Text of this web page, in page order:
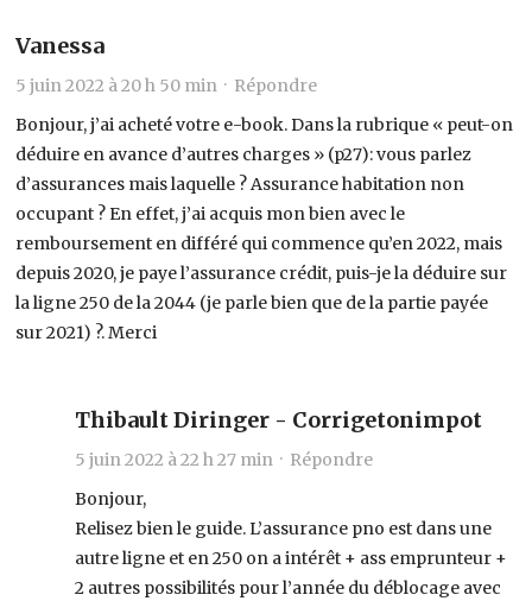
Vanessa
5 juin 2022 à 20 h 50 min · Répondre
Bonjour, j’ai acheté votre e-book. Dans la rubrique « peut-on
déduire en avance d’autres charges » (p27): vous parlez
d’assurances mais laquelle ? Assurance habitation non
occupant ? En effet, j’ai acquis mon bien avec le
remboursement en différé qui commence qu’en 2022, mais
depuis 2020, je paye l’assurance crédit, puis-je la déduire sur
la ligne 250 de la 2044 (je parle bien que de la partie payée
sur 2021) ?. Merci
Thibault Diringer - Corrigetonimpot
5 juin 2022 à 22 h 27 min · Répondre
Bonjour,
Relisez bien le guide. L’assurance pno est dans une
autre ligne et en 250 on a intérêt + ass emprunteur +
2 autres possibilités pour l’année du déblocage avec